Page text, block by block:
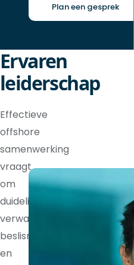
Plan een gesprek
Ervaren
leiderschap
Effectieve
offshore
samenwerking
vraagt
om
duidelijke
verwachtingen,
beslisrechten
en